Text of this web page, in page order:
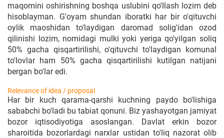
maqomini oshirishning boshqa uslubini qo'llash lozim deb
hisoblayman. G'oyam shundan iboratki har bir o'qituvchi
oylik maoshidan to'laydigan daromad solig'idan ozod
qilinishi lozim, nomidagi mulki yoki yeriga qo'yilgan soliq
50% gacha qisqartirilishi, o'qituvchi to'laydigan komunal
to'lovlar ham 50% gacha qisqartirilishi kutilgan natijani
bergan bo'lar edi.
Relevance of idea / proposal
Har bir kuch qarama-qarshi kuchning paydo bo'lishiga
sababchi bo'ladi bu tabiat qonuni. Biz yashayotgan jamiyat
bozor iqtisodiyotiga asoslangan. Davlat erkin bozor
sharoitida bozorlardagi narxlar ustidan to'liq nazorat olib